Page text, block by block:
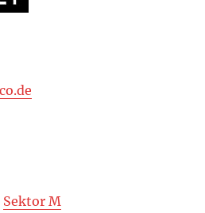
Sektor M